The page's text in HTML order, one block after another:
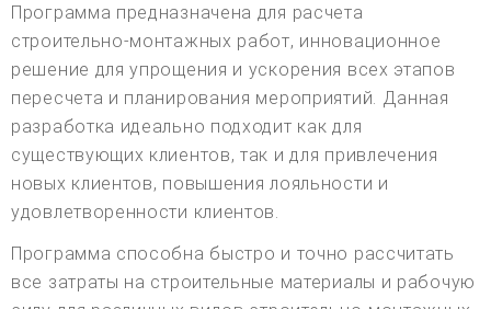
Программа предназначена для расчета
строительно-монтажных работ, инновационное
решение для упрощения и ускорения всех этапов
пересчета и планирования мероприятий. Данная
разработка идеально подходит как для
существующих клиентов, так и для привлечения
новых клиентов, повышения лояльности и
удовлетворенности клиентов.
Программа способна быстро и точно рассчитать
все затраты на строительные материалы и рабочую